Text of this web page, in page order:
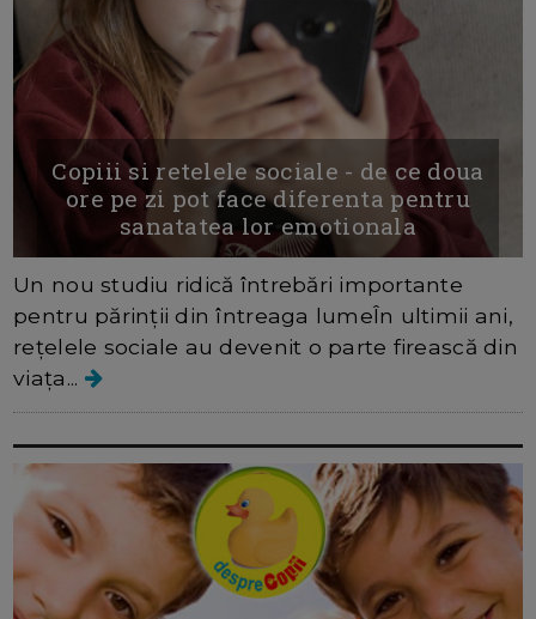
Copiii si retelele sociale - de ce doua
ore pe zi pot face diferenta pentru
sanatatea lor emotionala
Un nou studiu ridică întrebări importante
pentru părinții din întreaga lumeÎn ultimii ani,
rețelele sociale au devenit o parte firească din
viața...